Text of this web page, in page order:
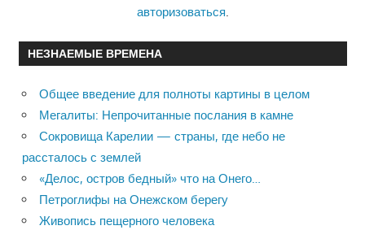
авторизоваться.
НЕЗНАЕМЫЕ ВРЕМЕНА
Общее введение для полноты картины в целом
Мегалиты: Непрочитанные послания в камне
Сокровища Карелии — страны, где небо не
рассталось с землей
«Делос, остров бедный» что на Онего…
Петроглифы на Онежском берегу
Живопись пещерного человека